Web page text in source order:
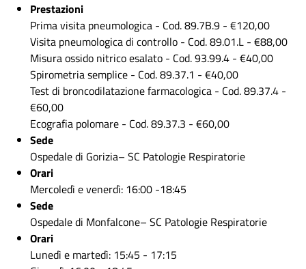
Prestazioni
Prima visita pneumologica - Cod. 89.7B.9 - €120,00
Visita pneumologica di controllo - Cod. 89.01.L - €88,00
Misura ossido nitrico esalato - Cod. 93.99.4 - €40,00
Spirometria semplice - Cod. 89.37.1 - €40,00
Test di broncodilatazione farmacologica - Cod. 89.37.4 -
€60,00
Ecografia polomare - Cod. 89.37.3 - €60,00
Sede
Ospedale di Gorizia– SC Patologie Respiratorie
Orari
Mercoledì e venerdì: 16:00 -18:45
Sede
Ospedale di Monfalcone– SC Patologie Respiratorie
Orari
Lunedì e martedì: 15:45 - 17:15